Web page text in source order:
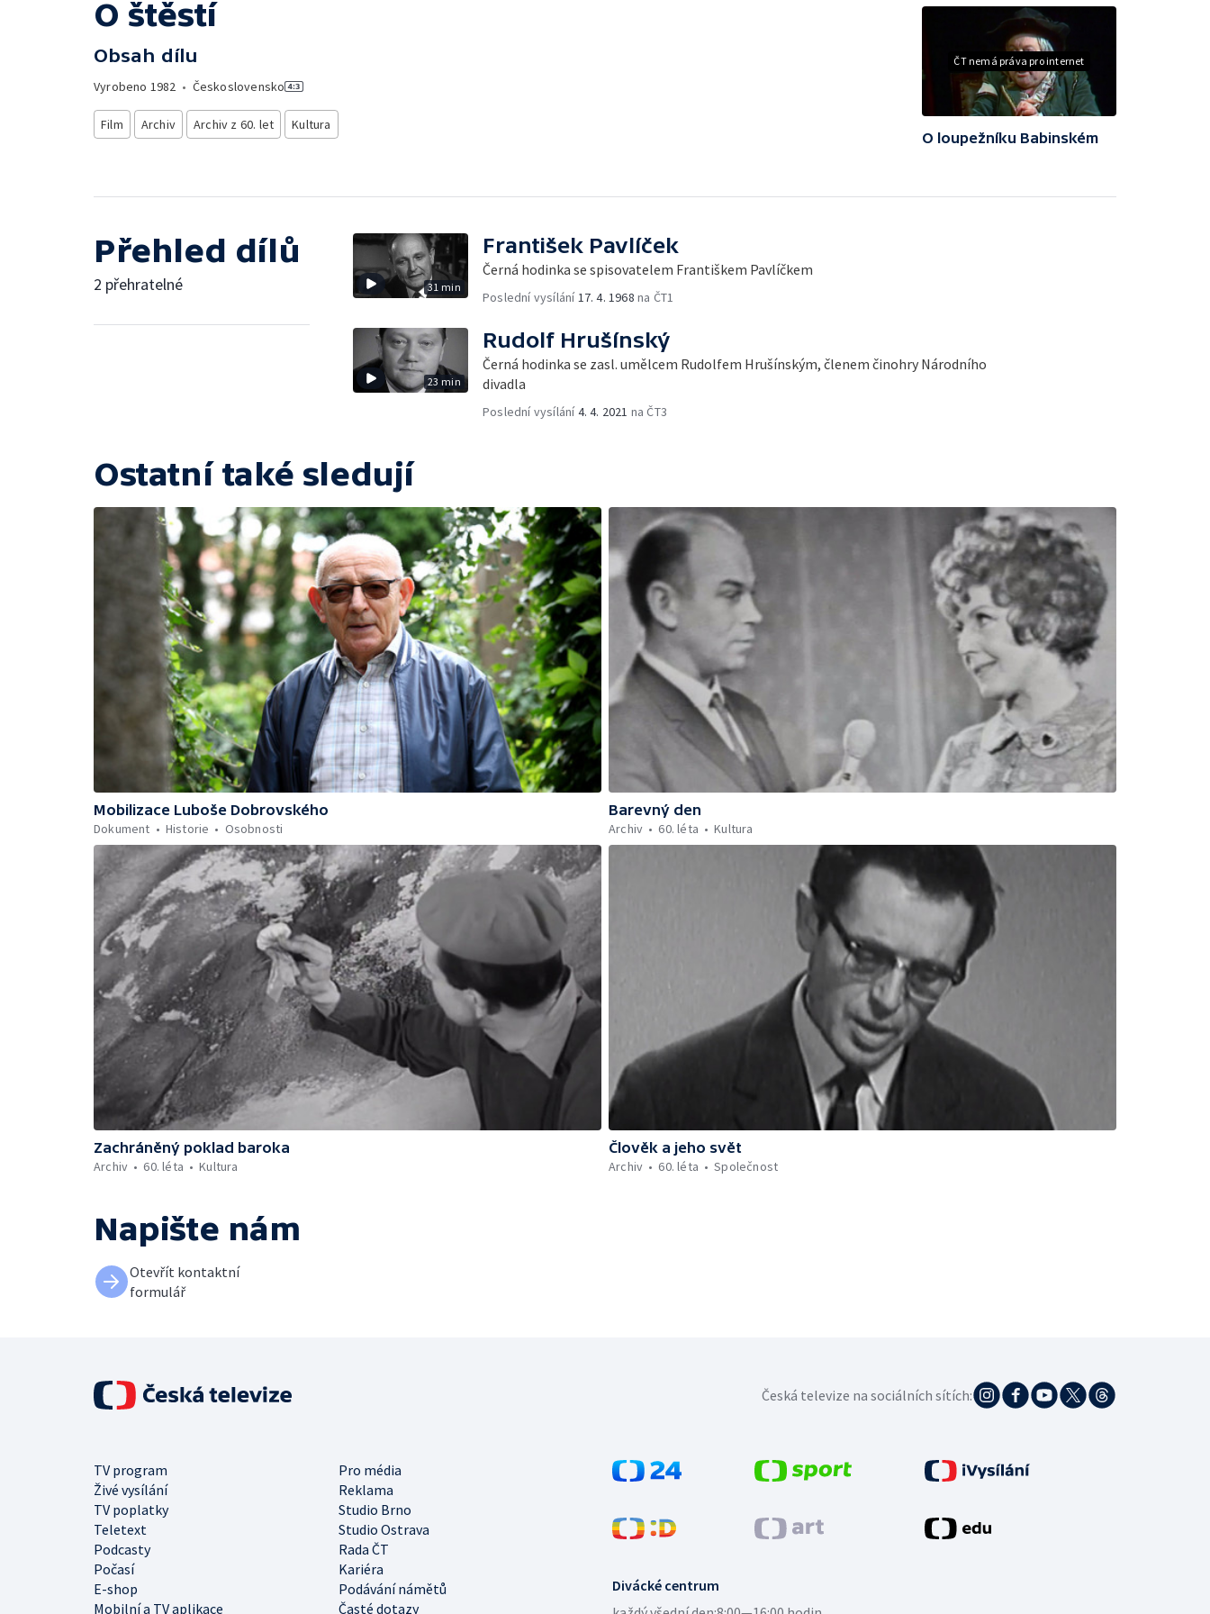
O štěstí
Obsah dílu
Vyrobeno 1982 • Československo
Film Archiv Archiv z 60. let Kultura
ČT nemá práva pro internet
O loupežníku Babinském
Přehled dílů
2 přehratelné 31 min
František Pavlíček
Černá hodinka se spisovatelem Františkem Pavlíčkem
Poslední vysílání 17. 4. 1968 na ČT1
23 min
Rudolf Hrušínský
Černá hodinka se zasl. umělcem Rudolfem Hrušínským, členem činohry Národního
divadla
Poslední vysílání4. 4. 2021 na ČT3
Ostatní také sledují
Mobilizace Luboše Dobrovského
Dokument
Historie Osobnosti
Barevný den
Archiv
60. léta Kultura
Zachráněný poklad baroka
Archiv
60. léta Kultura
Člověk a jeho svět
Archiv
60. léta Společnost
Napište nám
Otevřít kontaktní
formulář
Divácké centrum
TV program
Pro média
Živé vysílání
Reklama
TV poplatky
Studio Brno
Teletext
Studio Ostrava
Podcasty
Rada ČT
Počasí
Kariéra
E-shop
Podávání námětů
Mobilní a TV aplikace
Časté dotazy
Česká televize na sociálních sítích: